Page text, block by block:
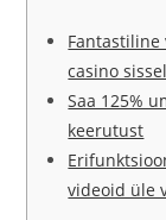
Fantastiline
casino
Saa 125%
keerutust
videoid üle